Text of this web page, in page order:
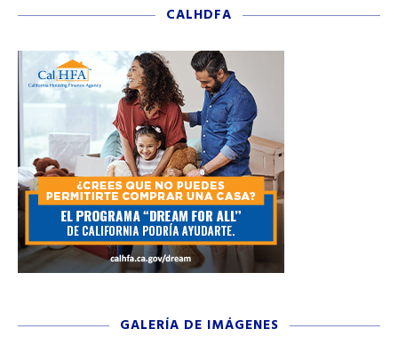
CALHDFA
GALERÍA DE IMÁGENES